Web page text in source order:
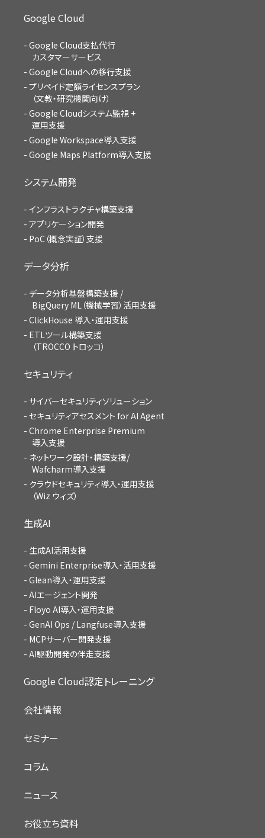
Google Cloud
Google Cloud支払代行
カスタマーサービス
Google Cloudへの移行支援
プリペイド定額ライセンスプラン
（文教・研究機関向け）
Google Cloudシステム監視 +
運用支援
Google Workspace導入支援
Google Maps Platform導入支援
システム開発
インフラストラクチャ構築支援
アプリケーション開発
PoC（概念実証）支援
データ分析
データ分析基盤構築支援 /
BigQuery ML（機械学習）活用支援
ClickHouse 導入・運用支援
ETLツール構築支援
（TROCCO トロッコ）
セキュリティ
サイバーセキュリティソリューション
セキュリティアセスメント for AI Agent
Chrome Enterprise Premium
導入支援
ネットワーク設計・構築支援/
Wafcharm導入支援
クラウドセキュリティ導入・運用支援
（Wiz ウィズ）
生成AI
生成AI活用支援
Gemini Enterprise導入・活用支援
Glean導入・運用支援
AIエージェント開発
Floyo AI導入・運用支援
GenAI Ops / Langfuse導入支援
MCPサーバー開発支援
AI駆動開発の伴走支援
Google Cloud認定トレーニング
会社情報
セミナー
コラム
ニュース
お役立ち資料